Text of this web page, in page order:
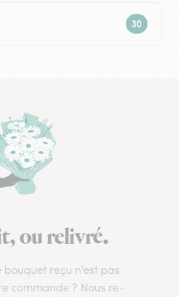
ou relivré.
reçu n’est pas
commande ? Nous re-